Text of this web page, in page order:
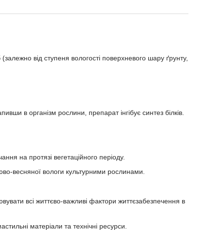
від ступеня вологості поверхневого шару ґрунту,
в організм рослини, препарат інгібує синтез білків.
на протязі вегетаційного періоду.
весняної вологи культурними рослинами.
всі життєво-важливі фактори життєзабезпечення в
матеріали та технічні ресурси.